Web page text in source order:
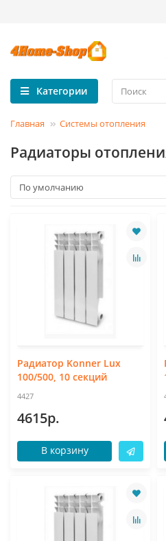
Категории
Главная Системы отопления
Радиаторы
Радиатор Konner Lux
100/500, 10 секций
4427
4615р.
В корзину